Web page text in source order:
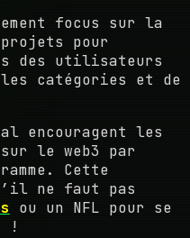
focus sur la
pour
des utilisateurs
les catégories et de
encouragent les
le web3 par
Cette
ne faut pas
ou un NFL pour se
!